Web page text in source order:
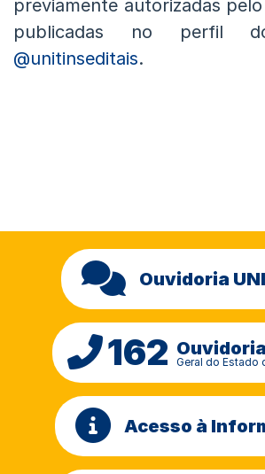
previamente autorizadas pelo
publicadas no perfil
@unitinseditais.
Ouvidoria
162 Ouvidoria
Geral do Estado
Acesso à